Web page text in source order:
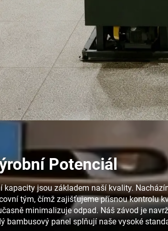
Potenciál
kapacity jsou základem naší kvality.
tým, čímž zajišťujeme přísnou kontrolu
minimalizuje odpad. Náš závod je
bambusový panel splňují naše vysoké